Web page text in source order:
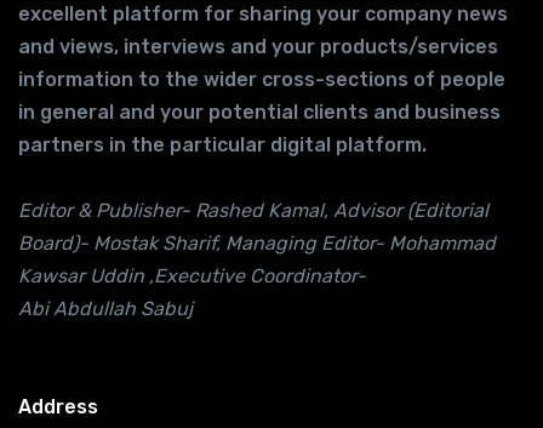
excellent platform for sharing your company news
and views, interviews and your products/services
information to the wider cross-sections of people
in general and your potential clients and business
partners in the particular digital platform.
Editor & Publisher- Rashed Kamal, Advisor (Editorial
Board)- Mostak Sharif, Managing Editor- Mohammad
Kawsar Uddin ,Executive Coordinator-
Abi Abdullah Sabuj
Address